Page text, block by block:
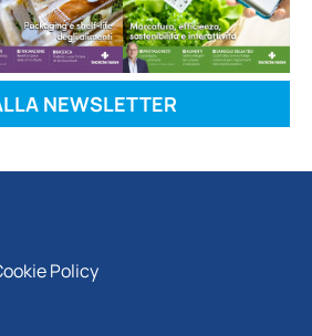
NEWSLETTER
Policy